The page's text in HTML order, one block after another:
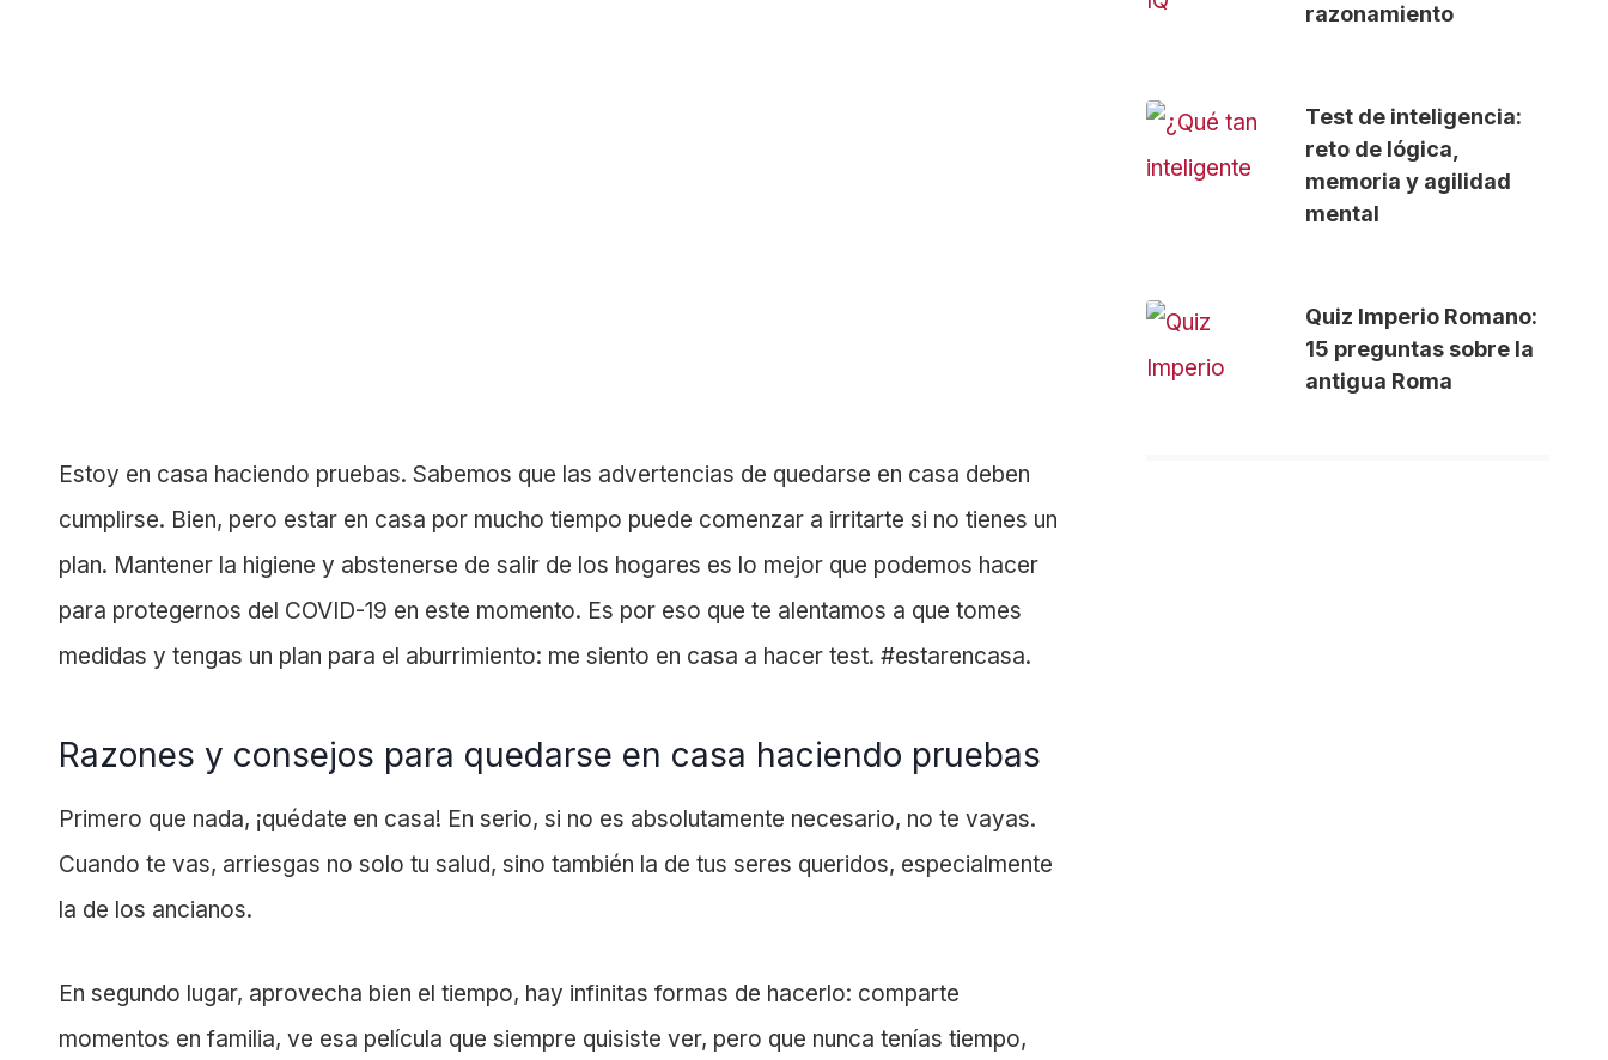
Estoy en casa haciendo pruebas. Sabemos que las advertencias de quedarse en casa deben
cumplirse. Bien, pero estar en casa por mucho tiempo puede comenzar a irritarte si no tienes un
plan. Mantener la higiene y abstenerse de salir de los hogares es lo mejor que podemos hacer
para protegernos del COVID-19 en este momento. Es por eso que te alentamos a que tomes
medidas y tengas un plan para el aburrimiento: me siento en casa a hacer test. #estarencasa.
Razones y consejos para quedarse en casa haciendo pruebas
Primero que nada, ¡quédate en casa! En serio, si no es absolutamente necesario, no te vayas.
Cuando te vas, arriesgas no solo tu salud, sino también la de tus seres queridos, especialmente
la de los ancianos.
En segundo lugar, aprovecha bien el tiempo, hay infinitas formas de hacerlo: comparte
momentos en familia, ve esa película que siempre quisiste ver, pero que nunca tenías tiempo,
razonamiento
Test de inteligencia:
reto de lógica,
memoria y agilidad
mental
Quiz Imperio Romano:
15 preguntas sobre la
antigua Roma